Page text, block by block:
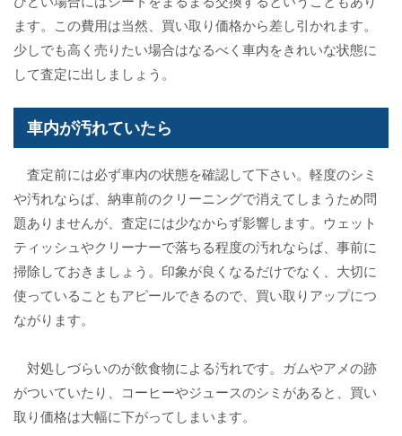
ます。この費用は当然、買い取り価格から差し引かれます。
少しでも高く売りたい場合はなるべく車内をきれいな状態に
して査定に出しましょう。
車内が汚れていたら
査定前には必ず車内の状態を確認して下さい。軽度のシミ
や汚れならば、納車前のクリーニングで消えてしまうため問
題ありませんが、査定には少なからず影響します。ウェット
ティッシュやクリーナーで落ちる程度の汚れならば、事前に
掃除しておきましょう。印象が良くなるだけでなく、大切に
使っていることもアピールできるので、買い取りアップにつ
ながります。
対処しづらいのが飲食物による汚れです。ガムやアメの跡
がついていたり、コーヒーやジュースのシミがあると、買い
取り価格は大幅に下がってしまいます。